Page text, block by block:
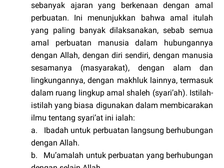
sebanyak ajaran yang berkenaan dengan amal
perbuatan. Ini menunjukkan bahwa amal itulah
yang paling banyak dilaksanakan, sebab semua
amal perbuatan manusia dalam hubungannya
dengan Allah, dengan diri sendiri, dengan manusia
sesamanya (masyarakat), dengan alam dan
lingkungannya, dengan makhluk lainnya, termasuk
dalam ruang lingkup amal shaleh (syari’ah). Istilah-
istilah yang biasa digunakan dalam membicarakan
ilmu tentang syari’at ini ialah:
a.
Ibadah untuk perbuatan langsung berhubungan
dengan Allah.
b.
Mu’amalah untuk perbuatan yang berhubungan